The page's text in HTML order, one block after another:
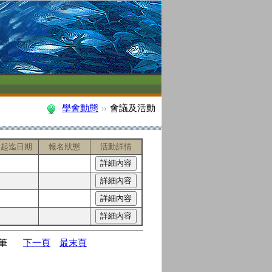
學會動態 會議及活動
迄日期 報名狀態
活動詳情
下一頁 最末頁